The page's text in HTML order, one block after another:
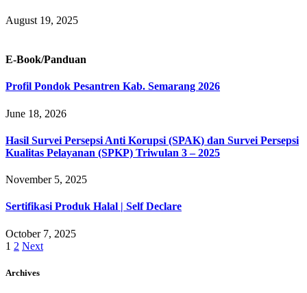
August 19, 2025
E-Book/Panduan
Profil Pondok Pesantren Kab. Semarang 2026
June 18, 2026
Hasil Survei Persepsi Anti Korupsi (SPAK) dan Survei Persepsi
Kualitas Pelayanan (SPKP) Triwulan 3 – 2025
November 5, 2025
Sertifikasi Produk Halal | Self Declare
October 7, 2025
1 2 Next
Archives